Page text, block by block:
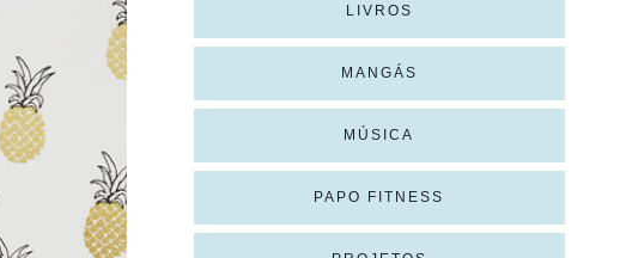
LIVROS
MANGÁS
MÚSICA
PAPO FITNESS